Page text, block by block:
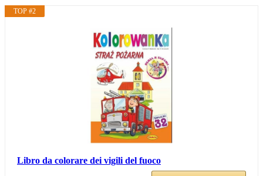
TOP #2
Libro da colorare dei vigili del fuoco